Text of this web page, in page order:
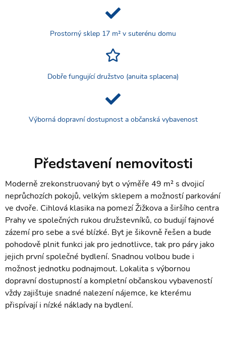
Prostorný sklep 17 m² v suterénu domu
Dobře fungující družstvo (anuita splacena)
Výborná dopravní dostupnost a občanská vybavenost
Představení nemovitosti
Moderně zrekonstruovaný byt o výměře 49 m² s dvojicí
neprůchozích pokojů, velkým sklepem a možností parkování
ve dvoře. Cihlová klasika na pomezí Žižkova a širšího centra
Prahy ve společných rukou družstevníků, co budují fajnové
zázemí pro sebe a své blízké. Byt je šikovně řešen a bude
pohodově plnit funkci jak pro jednotlivce, tak pro páry jako
jejich první společné bydlení. Snadnou volbou bude i
možnost jednotku podnajmout. Lokalita s výbornou
dopravní dostupností a kompletní občanskou vybaveností
vždy zajištuje snadné nalezení nájemce, ke kterému
přispívají i nízké náklady na bydlení.